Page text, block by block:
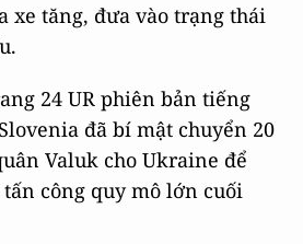
xe tăng, đưa vào trạng thái
24 UR phiên bản tiếng
đã bí mật chuyển 20
Valuk cho Ukraine để
công quy mô lớn cuối